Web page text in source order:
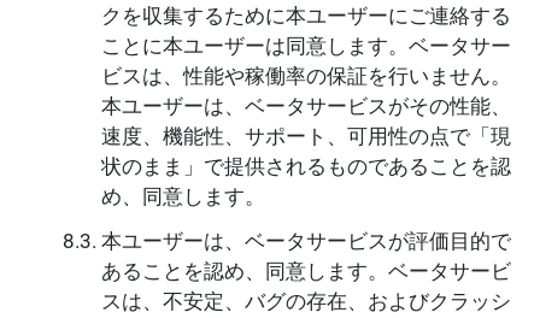
クを収集するために本ユーザーにご連絡する
ことに本ユーザーは同意します。ベータサー
ビスは、性能や稼働率の保証を行いません。
本ユーザーは、ベータサービスがその性能、
速度、機能性、サポート、可用性の点で「現
状のまま」で提供されるものであることを認
め、同意します。
本ユーザーは、ベータサービスが評価目的で
あることを認め、同意します。ベータサービ
スは、不安定、バグの存在、およびクラッシ